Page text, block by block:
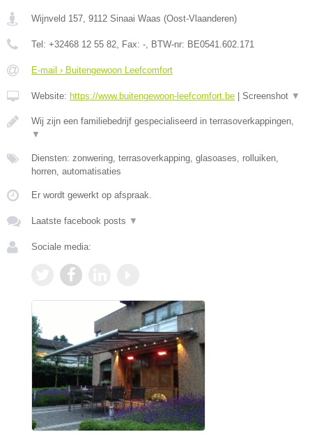
Wijnveld 157, 9112 Sinaai Waas (Oost-Vlaanderen)
Tel: +32468 12 55 82, Fax: -, BTW-nr: BE0541.602.171
E-mail › Buitengewoon Leefcomfort
Website: https://www.buitengewoon-leefcomfort.be Screenshot ▼
Wij zijn een familiebedrijf gespecialiseerd in terrasoverkappingen,
▼
Diensten: zonwering, terrasoverkapping, glasoases, rolluiken,
horren, automatisaties
Er wordt gewerkt op afspraak.
Laatste facebook posts ▼
Sociale media: